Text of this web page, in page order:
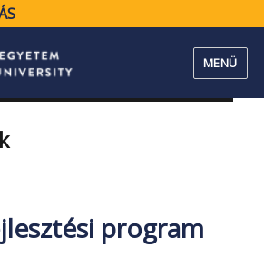
MENÜ
program